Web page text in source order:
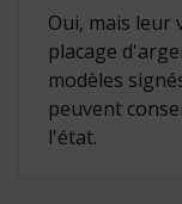
Oui, mais leur
placage
modèles
peuvent
l'état.